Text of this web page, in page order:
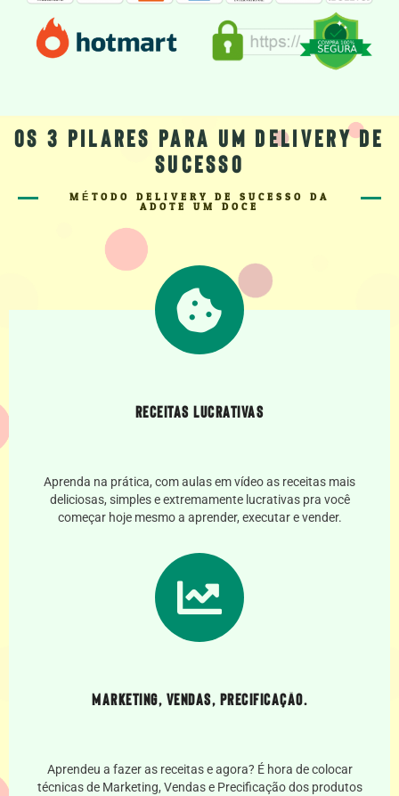
Os 3 pilares para um Delivery de
Sucesso
MÉTODO DELIVERY DE SUCESSO DA
ADOTE UM DOCE
Receitas Lucrativas
Aprenda na prática, com aulas em vídeo as receitas mais
deliciosas, simples e extremamente lucrativas pra você
começar hoje mesmo a aprender, executar e vender.
Marketing, Vendas, Precificação.
Aprendeu a fazer as receitas e agora? É hora de colocar
técnicas de Marketing, Vendas e Precificação dos produtos